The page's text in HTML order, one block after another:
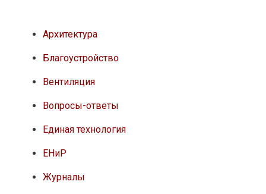
Архитектура
Благоустройство
Вентиляция
Вопросы-ответы
Единая технология
ЕНиР
Журналы